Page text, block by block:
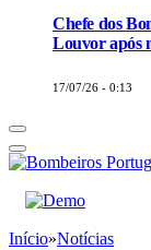
Chefe dos
Louvor após
17/07/26 - 0:13
Início»Notícias